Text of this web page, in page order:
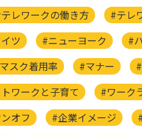
レワークの働き方 #テレ
ツ #ニューヨーク #
スク着用率 #マナー
ワークと子育て #ワーク
オフ #企業イメージ